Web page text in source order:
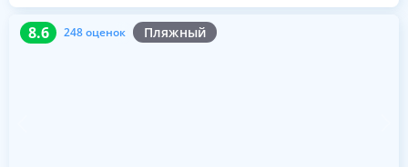
8.6 248 оценок Пляжный
8.6 248 оценок